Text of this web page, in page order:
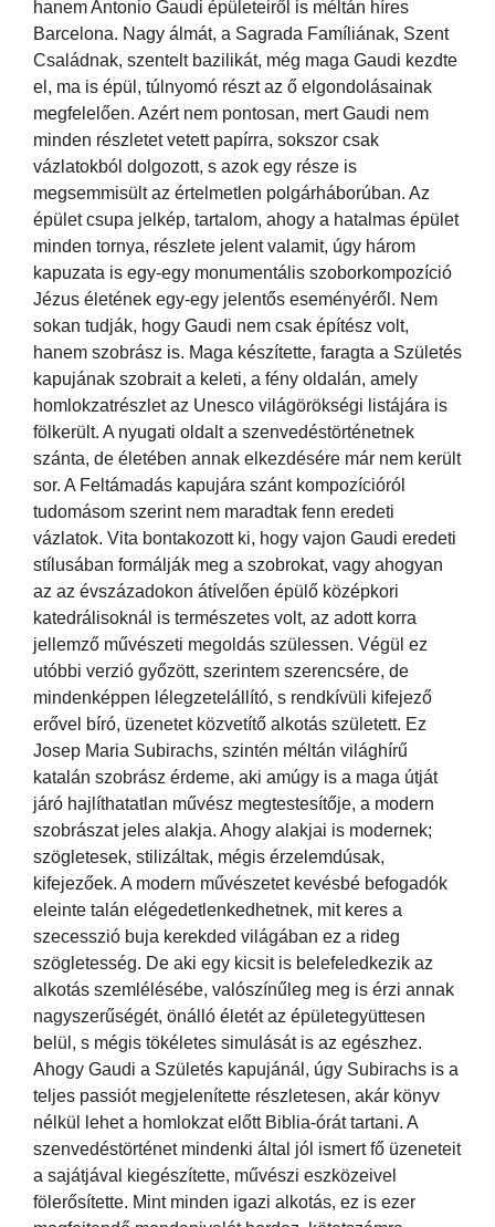
hanem Antonio Gaudi épületeiről is méltán híres
Barcelona. Nagy álmát, a Sagrada Famíliának, Szent
Családnak, szentelt bazilikát, még maga Gaudi kezdte
el, ma is épül, túlnyomó részt az ő elgondolásainak
megfelelően. Azért nem pontosan, mert Gaudi nem
minden részletet vetett papírra, sokszor csak
vázlatokból dolgozott, s azok egy része is
megsemmisült az értelmetlen polgárháborúban. Az
épület csupa jelkép, tartalom, ahogy a hatalmas épület
minden tornya, részlete jelent valamit, úgy három
kapuzata is egy-egy monumentális szoborkompozíció
Jézus életének egy-egy jelentős eseményéről. Nem
sokan tudják, hogy Gaudi nem csak építész volt,
hanem szobrász is. Maga készítette, faragta a Születés
kapujának szobrait a keleti, a fény oldalán, amely
homlokzatrészlet az Unesco világörökségi listájára is
fölkerült. A nyugati oldalt a szenvedéstörténetnek
szánta, de életében annak elkezdésére már nem került
sor. A Feltámadás kapujára szánt kompozícióról
tudomásom szerint nem maradtak fenn eredeti
vázlatok. Vita bontakozott ki, hogy vajon Gaudi eredeti
stílusában formálják meg a szobrokat, vagy ahogyan
az az évszázadokon átívelően épülő középkori
katedrálisoknál is természetes volt, az adott korra
jellemző művészeti megoldás szülessen. Végül ez
utóbbi verzió győzött, szerintem szerencsére, de
mindenképpen lélegzetelállító, s rendkívüli kifejező
erővel bíró, üzenetet közvetítő alkotás született. Ez
Josep Maria Subirachs, szintén méltán világhírű
katalán szobrász érdeme, aki amúgy is a maga útját
járó hajlíthatatlan művész megtestesítője, a modern
szobrászat jeles alakja. Ahogy alakjai is modernek;
szögletesek, stilizáltak, mégis érzelemdúsak,
kifejezőek. A modern művészetet kevésbé befogadók
eleinte talán elégedetlenkedhetnek, mit keres a
szecesszió buja kerekded világában ez a rideg
szögletesség. De aki egy kicsit is belefeledkezik az
alkotás szemlélésébe, valószínűleg meg is érzi annak
nagyszerűségét, önálló életét az épületegyüttesen
belül, s mégis tökéletes simulását is az egészhez.
Ahogy Gaudi a Születés kapujánál, úgy Subirachs is a
teljes passiót megjelenítette részletesen, akár könyv
nélkül lehet a homlokzat előtt Biblia-órát tartani. A
szenvedéstörténet mindenki által jól ismert fő üzeneteit
a sajátjával kiegészítette, művészi eszközeivel
fölerősítette. Mint minden igazi alkotás, ez is ezer